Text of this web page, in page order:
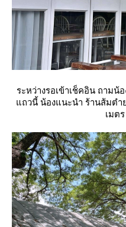
ระหว่างรอเข้าเช็คอิน ถามน้
ถวนี้ น้องแนะนำ ร้านส้มตำ
เมต